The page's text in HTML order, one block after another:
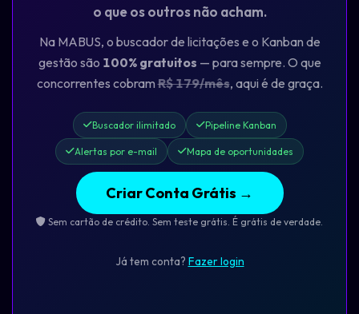
o que os outros não acham.
Na MABUS, o buscador de licitações e o Kanban de
gestão são 100% gratuitos — para sempre. O que
concorrentes cobramR$ 179/mês, aqui é de graça.
Buscador ilimitado Pipeline Kanban
Alertas por e-mail Mapa de oportunidades
Criar Conta Grátis →
Sem cartão de crédito. Sem teste grátis. É grátis de verdade.
Já tem conta? Fazer login